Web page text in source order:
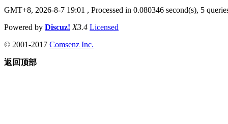
GMT+8, 2026-8-7 19:01 , Processed in 0.080346 second(s), 5
Powered by Discuz! X3.4 Licensed
© 2001-2017 Comsenz Inc.
返回顶部